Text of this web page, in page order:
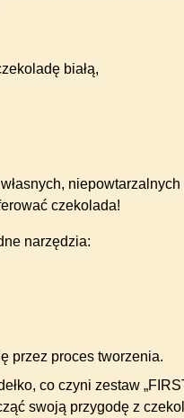
białą,
czekolada!
narzędzia:
przez proces tworzenia.
co czyni zestaw
swoją przygodę z